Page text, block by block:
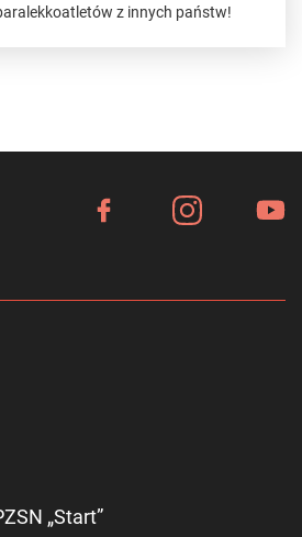
z innych państw!
„Start”